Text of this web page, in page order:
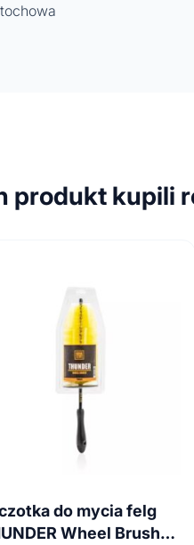
produkt kupili
do mycia felg
Wheel Brush